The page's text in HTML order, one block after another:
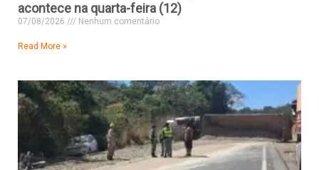
acontece na quarta-feira (12)
07/08/2026 Nenhum comentário
Read More »